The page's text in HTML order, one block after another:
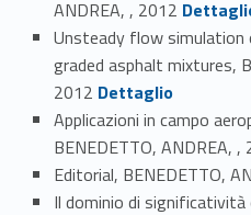
ANDREA, , 2012
Unsteady flow
graded asphalt mixtures,
2012 Link identifier #identifier_person_132704-42
Dettaglio
Applicazioni in campo
BENEDETTO, ANDREA, ,
Editorial, BENEDETTO,
Il dominio di